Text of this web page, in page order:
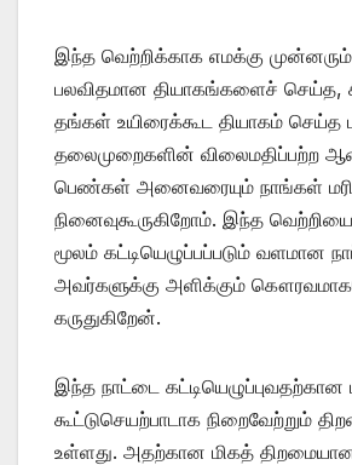
இந்த வெற்றிக்காக எமக்கு
பலவிதமான தியாகங்களைச் செய்த,
தங்கள் உயிரைக்கூட தியாகம் செய்த
தலைமுறைகளின் விலைமதிப்பற்ற
பெண்கள் அனைவரையும் நாங்கள்
நினைவுகூருகிறோம். இந்த
மூலம் கட்டியெழுப்பப்படும் வளமான
அவர்களுக்கு அளிக்கும்
கருதுகிறேன்.
இந்த நாட்டை
கூட்டுசெயற்பாடாக நிறைவேற்றும்
உள்ளது. அதற்கான மிகத்